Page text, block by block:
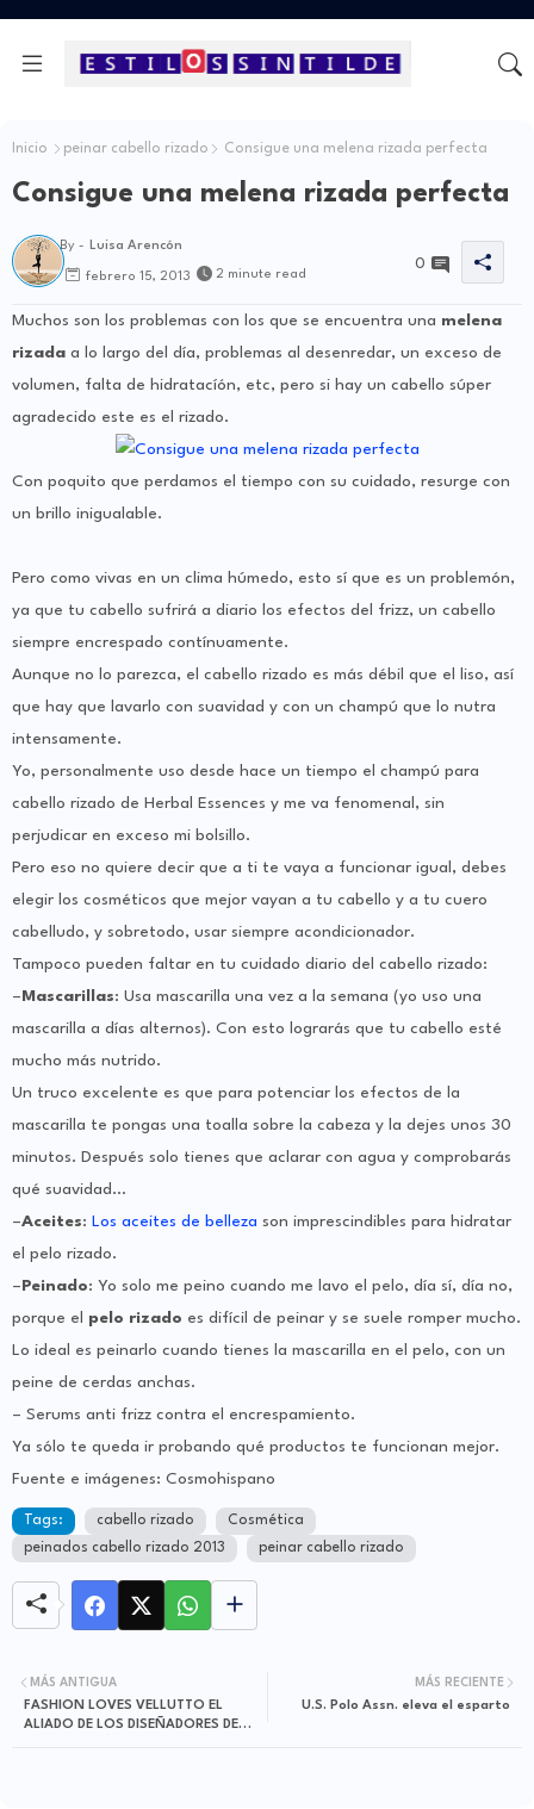
Inicio peinar cabello rizado Consigue una melena rizada perfecta
Consigue una melena rizada perfecta
By - Luisa Arencón
febrero 15, 2013 2 minute read
0
Muchos son los problemas con los que se encuentra una melena
rizada a lo largo del día, problemas al desenredar, un exceso de
volumen, falta de hidratacíón, etc, pero si hay un cabello súper
agradecido este es el rizado.
Con poquito que perdamos el tiempo con su cuidado, resurge con
un brillo inigualable.
Pero como vivas en un clima húmedo, esto sí que es un problemón,
ya que tu cabello sufrirá a diario los efectos del frizz, un cabello
siempre encrespado contínuamente.
Aunque no lo parezca, el cabello rizado es más débil que el liso, así
que hay que lavarlo con suavidad y con un champú que lo nutra
intensamente.
Yo, personalmente uso desde hace un tiempo el champú para
cabello rizado de Herbal Essences y me va fenomenal, sin
perjudicar en exceso mi bolsillo.
Pero eso no quiere decir que a ti te vaya a funcionar igual, debes
elegir los cosméticos que mejor vayan a tu cabello y a tu cuero
cabelludo, y sobretodo, usar siempre acondicionador.
Tampoco pueden faltar en tu cuidado diario del cabello rizado:
– Mascarillas: Usa mascarilla una vez a la semana (yo uso una
mascarilla a días alternos). Con esto lograrás que tu cabello esté
mucho más nutrido.
Un truco excelente es que para potenciar los efectos de la
mascarilla te pongas una toalla sobre la cabeza y la dejes unos 30
minutos. Después solo tienes que aclarar con agua y comprobarás
qué suavidad…
–Aceites: Los aceites de belleza son imprescindibles para hidratar
el pelo rizado.
– Peinado: Yo solo me peino cuando me lavo el pelo, día sí, día no,
porque el pelo rizado es difícil de peinar y se suele romper mucho.
Lo ideal es peinarlo cuando tienes la mascarilla en el pelo, con un
peine de cerdas anchas.
– Serums anti frizz contra el encrespamiento.
Ya sólo te queda ir probando qué productos te funcionan mejor.
Fuente e imágenes: Cosmohispano
Tags: cabello rizado
Cosmética
peinados cabello rizado 2013
peinar cabello rizado
MÁS RECIENTE
MÁS ANTIGUA
FASHION LOVES VELLUTTO EL
ALIADO DE LOS DISEÑADORES DE